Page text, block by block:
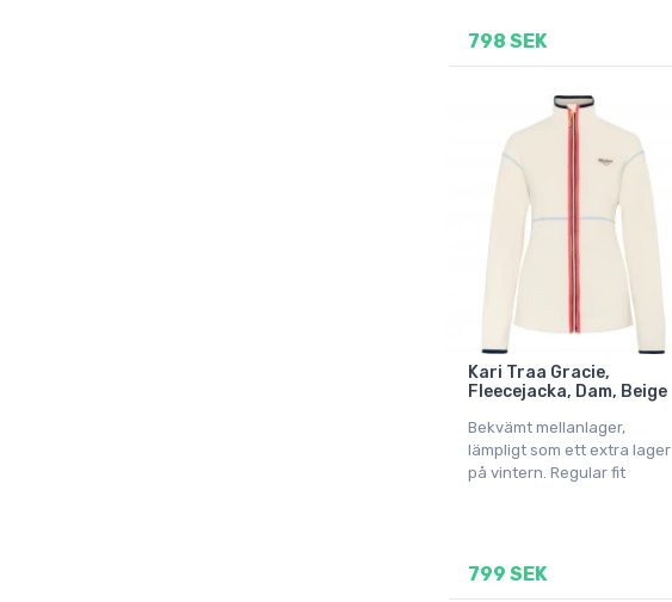
798 SEK
Kari Traa Gracie,
Fleecejacka, Dam, Beige
Bekvämt mellanlager,
lämpligt som ett extra lager
på vintern. Regular fit
799 SEK